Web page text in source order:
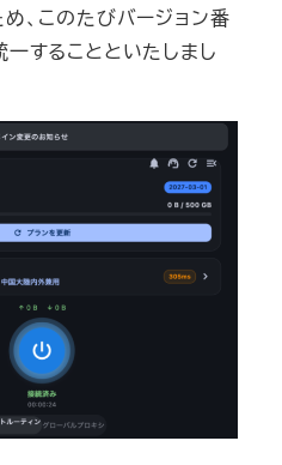
、このたびバージョン番
一することといたしまし